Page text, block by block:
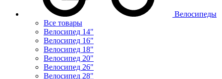
Велосипеды
Все товары
Велосипед 14"
Велосипед 16"
Велосипед 18"
Велосипед 20"
Велосипед 26"
Велосипед 28"